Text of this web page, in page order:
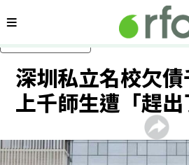
內容分類
深圳私立名校欠
上千師生遭「趕出